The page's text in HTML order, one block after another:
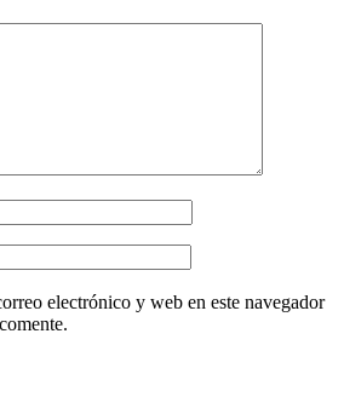
electrónico y web en este navegador